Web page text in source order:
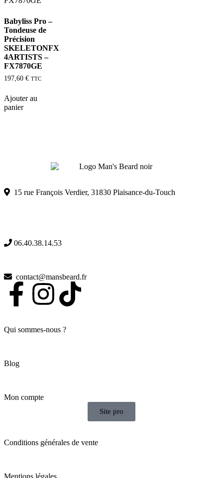
Babyliss Pro –
Tondeuse de
Précision
SKELETONFX
4ARTISTS –
FX7870GE
197,60 € TTC
Ajouter au
panier
15 rue François Verdier, 31830 Plaisance-du-Touch
06.40.38.14.53
contact@mansbeard.fr
Qui sommes-nous ?
Blog
Mon compte
Site pro
Conditions générales de vente
Mentions légales